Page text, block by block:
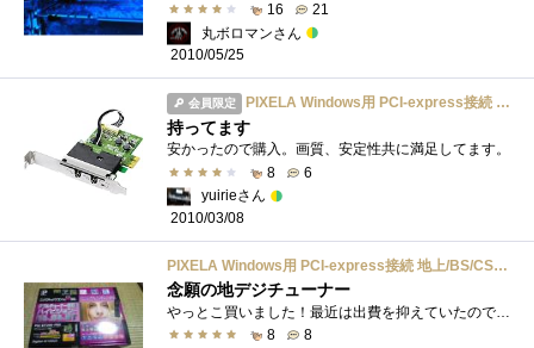
16
21
丸ボロマンさん
2010/05/25
会員限定 PIXELA Windows用 PCI-express接続 地上/BS/CS 110度 3波 キャプチャーボード PIX-DT096-PE0
持ってます
安かったので購入。画質、安定性共に満足してます。
8
6
yuirieさん
2010/03/08
PIXELA Windows用 PCI-express接続 地上/BS/CS 110度 3波 キャプチャーボード PIX-DT096-PE0
念願の地デジチューナー
8
8